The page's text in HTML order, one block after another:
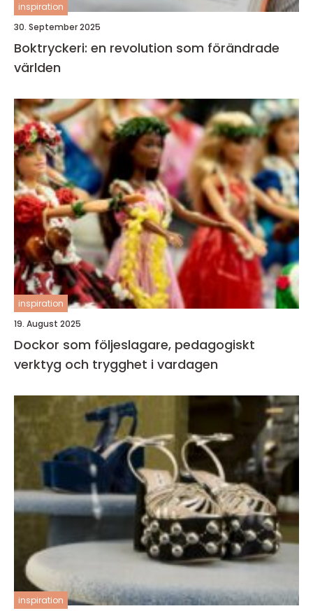
inspiration
30. September 2025
Boktryckeri: en revolution som förändrade
världen
inspiration
19. August 2025
Dockor som följeslagare, pedagogiskt
verktyg och trygghet i vardagen
inspiration